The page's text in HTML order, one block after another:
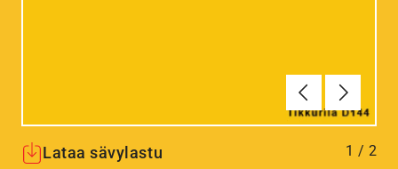
Edellinen
Lataa sävylastu 1 / 2